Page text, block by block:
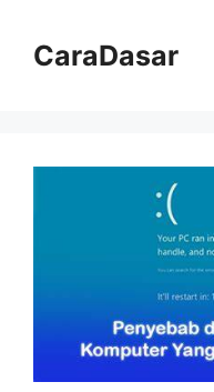
CaraDasar